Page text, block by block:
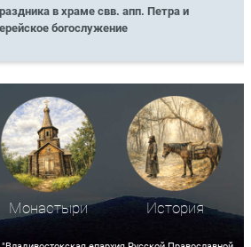
в храме свв. апп. Петра и
богослужение
Монастыри История